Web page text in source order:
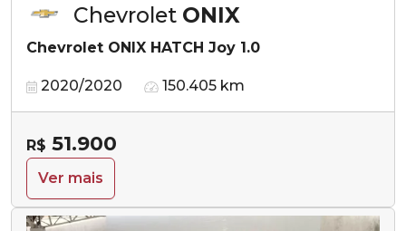
Chevrolet ONIX
Chevrolet ONIX HATCH Joy 1.0
2020/2020 150.405 km
R$ 51.900
Ver mais